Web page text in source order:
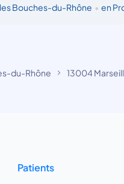
Bouches-du-Rhône • en
du-Rhône 13004
Patients